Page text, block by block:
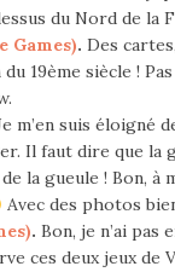
du Nord de la
Games). Des
19ème siècle !
m’en suis éloigné
Il faut dire que la
la gueule ! Bon, à
Avec des photos
. Bon, je n’ai
ces deux jeux